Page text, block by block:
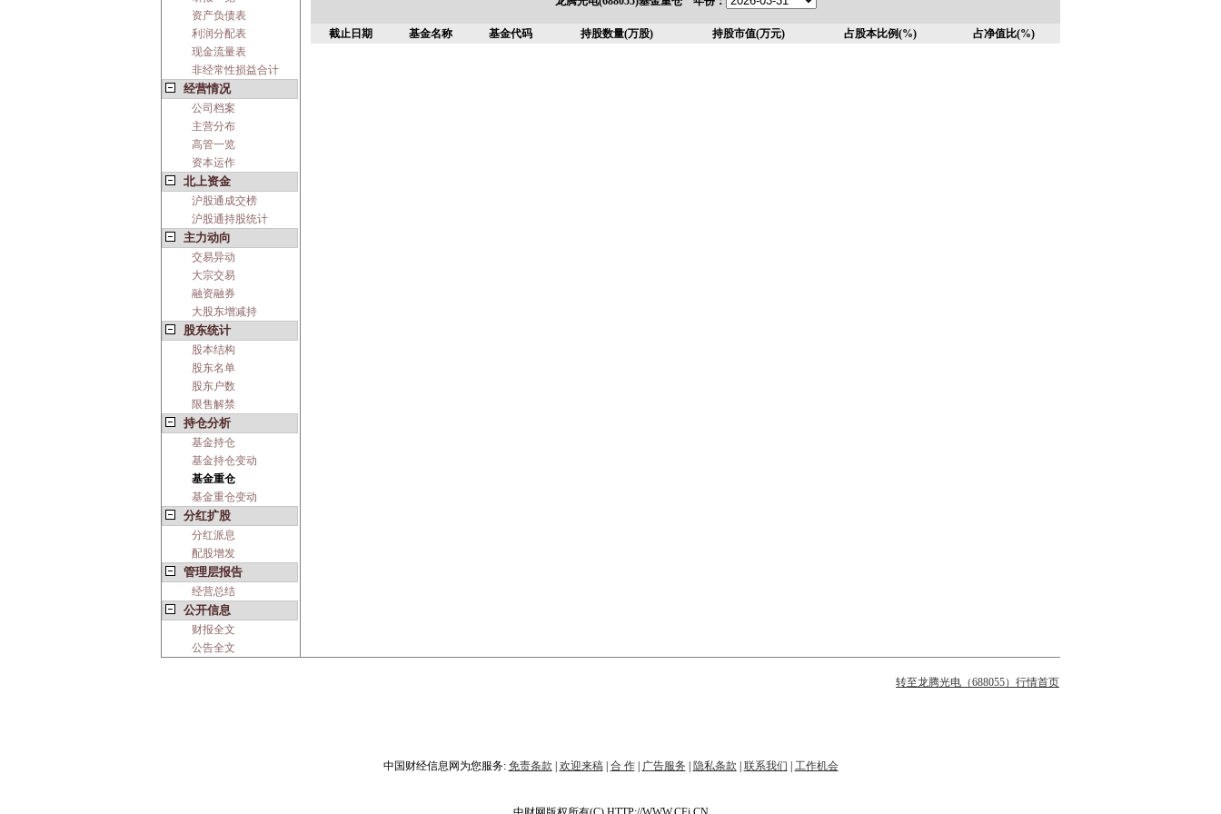
资产负债表
利润分配表
现金流量表
非经常性损益合计
经营情况
公司档案
主营分布
高管一览
资本运作
北上资金
沪股通成交榜
沪股通持股统计
主力动向
交易异动
大宗交易
融资融券
大股东增减持
股东统计
股本结构
股东名单
股东户数
限售解禁
持仓分析
基金持仓
基金持仓变动
基金重仓
基金重仓变动
分红扩股
分红派息
配股增发
管理层报告
经营总结
公开信息
财报全文
公告全文
截止日期 基金名称 基金代码 持股数量(万股) 持股市值(万元) 占股本比例(%) 占净值比(%)
转至龙腾光电（688055）行情首页
中国财经信息网为您服务: 免责条款 欢迎来稿| 合 作| 广告服务 隐私条款 联系我们 工作机会